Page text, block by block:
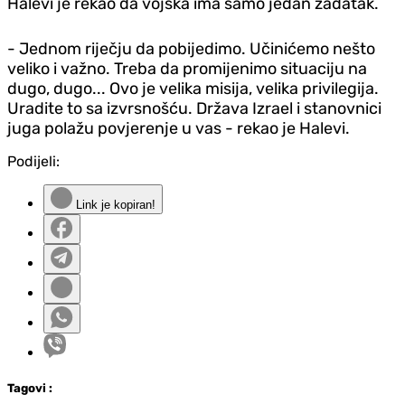
- Jednom riječju da pobijedimo. Učinićemo nešto
veliko i važno. Treba da promijenimo situaciju na
dugo, dugo... Ovo je velika misija, velika privilegija.
Uradite to sa izvrsnošću. Država Izrael i stanovnici
juga polažu povjerenje u vas - rekao je Halevi.
Podijeli:
Link je kopiran!
Tagovi :